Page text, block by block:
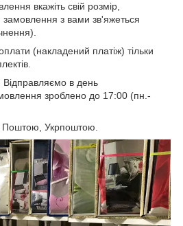
вкажіть свій розмір,
з вами зв'яжеться
(накладений платіж) тільки
Відправляємо в день
зроблено до 17:00 (пн.-
Поштою, Укрпоштою.